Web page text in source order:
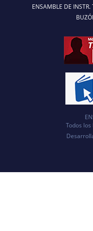
ENSAMBLE DE INSTR.
Todos